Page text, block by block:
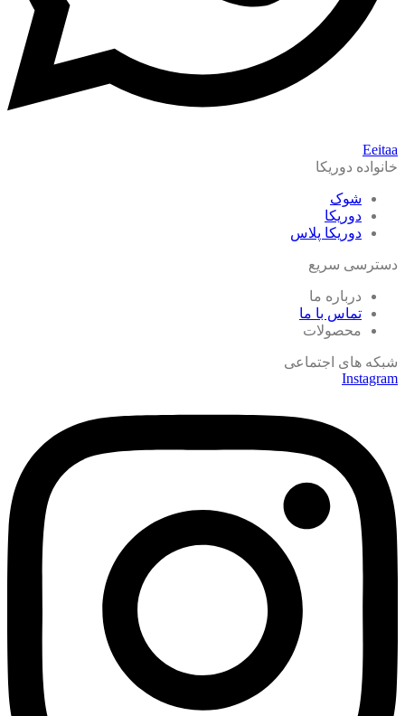
Eeitaa
خانواده دوریکا
شوک
دوریکا
دوریکا پلاس
دسترسی سریع
درباره ما
تماس با ما
محصولات
شبکه های اجتماعی
Instagram